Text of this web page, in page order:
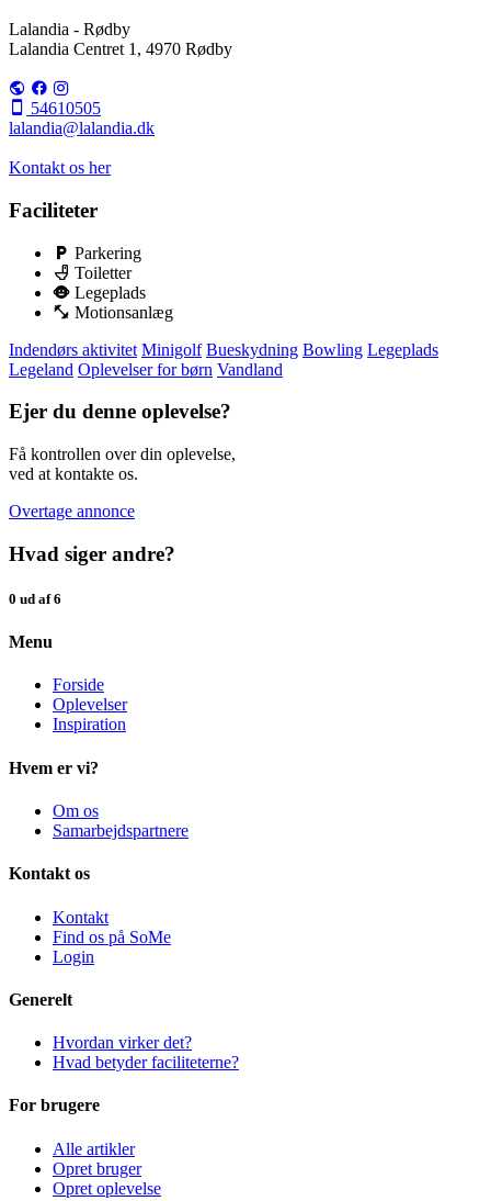
Lalandia - Rødby
Lalandia Centret 1, 4970 Rødby
54610505
lalandia@lalandia.dk
Kontakt os her
Faciliteter
Parkering
Toiletter
Legeplads
Motionsanlæg
Indendørs aktivitet Minigolf Bueskydning Bowling Legeplads
Legeland Oplevelser for børn Vandland
Ejer du denne oplevelse?
Få kontrollen over din oplevelse,
ved at kontakte os.
Overtage annonce
Hvad siger andre?
0 ud af 6
Menu
Forside
Oplevelser
Inspiration
Hvem er vi?
Om os
Samarbejdspartnere
Kontakt os
Kontakt
Find os på SoMe
Login
Generelt
Hvordan virker det?
Hvad betyder faciliteterne?
For brugere
Alle artikler
Opret bruger
Opret oplevelse